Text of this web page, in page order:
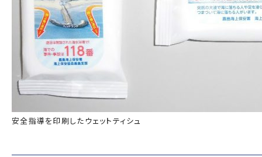
安全指導を印刷したウェットティシュ